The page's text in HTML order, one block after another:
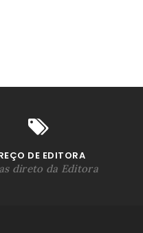
DE EDITORA
direto da Editora